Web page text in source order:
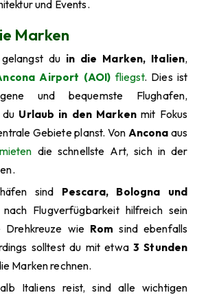
und Events.
Marken
du in die Marken, Italien,
Airport (AOI) fliegst. Dies ist
und bequemste Flughafen,
Urlaub in den Marken mit Fokus
Gebiete planst. Von Ancona aus
die schnellste Art, sich in der
sind Pescara, Bologna und
Flugverfügbarkeit hilfreich sein
Drehkreuze wie Rom sind ebenfalls
solltest du mit etwa 3 Stunden
Marken rechnen.
Italiens reist, sind alle wichtigen